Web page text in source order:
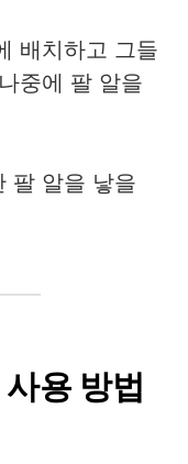
배치하고 그들
중에 팔 알을
팔 알을 낳을
용 방법